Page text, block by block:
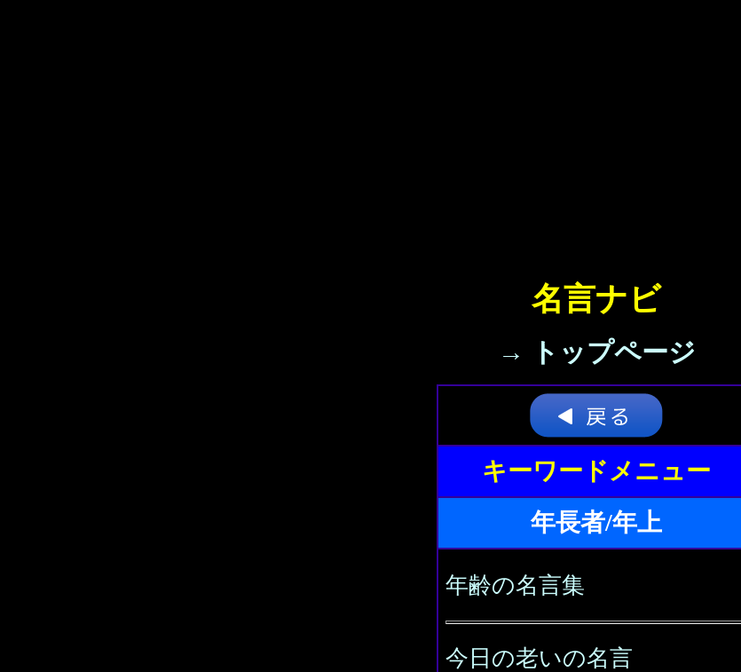
名言ナビ
→ トップページ
キーワードメニュー
年長者/年上
年齢の名言集
今日の老いの名言